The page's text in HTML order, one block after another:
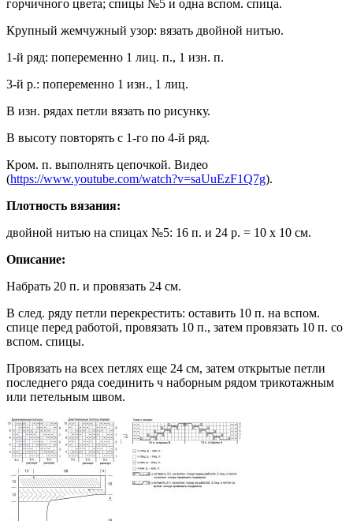
горчичного цвета; спицы №5 и одна вспом. спица.
Крупный жемчужный узор: вязать двойной нитью.
1-й ряд: попеременно 1 лиц. п., 1 изн. п.
3-й р.: попеременно 1 изн., 1 лиц.
В изн. рядах петли вязать по рисунку.
В высоту повторять с 1-го по 4-й ряд.
Кром. п. выполнять цепочкой. Видео
(https://www.youtube.com/watch?v=saUuEzF1Q7g).
Плотность вязания:
двойной нитью на спицах №5: 16 п. и 24 р. = 10 х 10 см.
Описание:
Набрать 20 п. и провязать 24 см.
В след. ряду петли перекрестить: оставить 10 п. на вспом.
спице перед работой, провязать 10 п., затем провязать 10 п. со
вспом. спицы.
Провязать на всех петлях еще 24 см, затем открытые петли
последнего ряда соединить ч наборным рядом трикотажным
или петельным швом.